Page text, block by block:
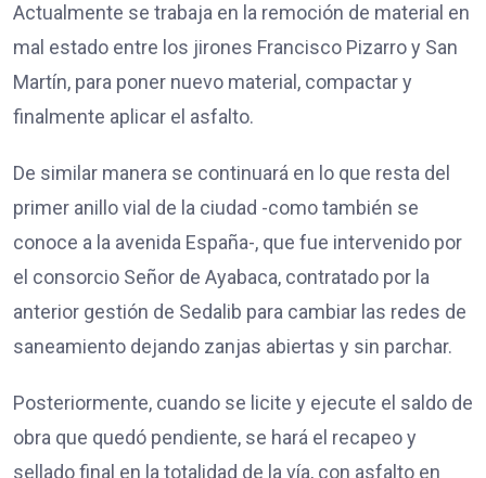
Actualmente se trabaja en la remoción de material en
mal estado entre los jirones Francisco Pizarro y San
Martín, para poner nuevo material, compactar y
finalmente aplicar el asfalto.
De similar manera se continuará en lo que resta del
primer anillo vial de la ciudad -como también se
conoce a la avenida España-, que fue intervenido por
el consorcio Señor de Ayabaca, contratado por la
anterior gestión de Sedalib para cambiar las redes de
saneamiento dejando zanjas abiertas y sin parchar.
Posteriormente, cuando se licite y ejecute el saldo de
obra que quedó pendiente, se hará el recapeo y
sellado final en la totalidad de la vía, con asfalto en